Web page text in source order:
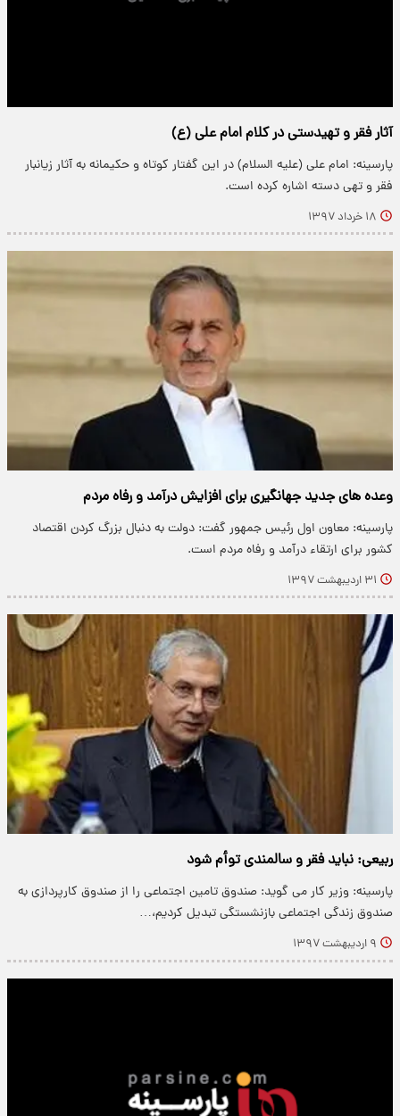
آثار فقر و تهیدستی در کلام امام علی (ع)
پارسینه: امام علی (علیه السلام) در این گفتار کوتاه و حکیمانه به آثار زیانبار
فقر و تهى دسته اشاره کرده است.
۱۸ خرداد ۱۳۹۷
وعده های جدید جهانگیری برای افزایش درآمد و رفاه مردم
پارسینه: معاون اول رئیس جمهور گفت: دولت به دنبال بزرگ کردن اقتصاد
کشور برای ارتقاء درآمد و رفاه مردم است.
۳۱ اردیبهشت ۱۳۹۷
ربیعی: نباید فقر و سالمندی توأم شود
پارسینه: وزیر کار می گوید: صندوق تامین اجتماعی را از صندوق کارپردازی به
صندوق زندگی اجتماعی بازنشستگی تبدیل کردیم،…
۹ اردیبهشت ۱۳۹۷